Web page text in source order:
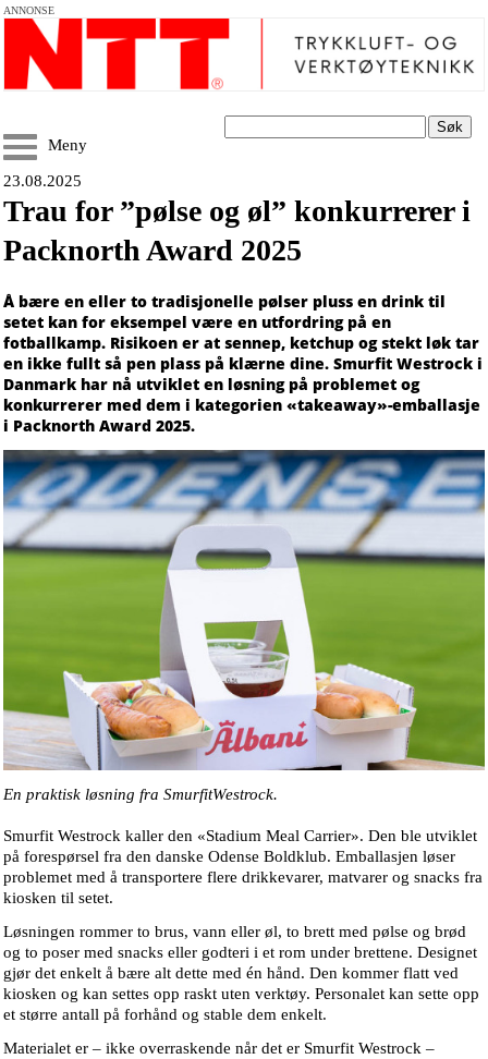
ANNONSE
Søk
Meny
23.08.2025
Trau for ”pølse og øl” konkurrerer i
Packnorth Award 2025
Å bære en eller to tradisjonelle pølser pluss en drink til
setet kan for eksempel være en utfordring på en
fotballkamp. Risikoen er at sennep, ketchup og stekt løk tar
en ikke fullt så pen plass på klærne dine. Smurfit Westrock i
Danmark har nå utviklet en løsning på problemet og
konkurrerer med dem i kategorien «takeaway»-emballasje
i Packnorth Award 2025.
En praktisk løsning fra SmurfitWestrock.
Smurfit Westrock kaller den «Stadium Meal Carrier». Den ble utviklet
på forespørsel fra den danske Odense Boldklub. Emballasjen løser
problemet med å transportere flere drikkevarer, matvarer og snacks fra
kiosken til setet.
Løsningen rommer to brus, vann eller øl, to brett med pølse og brød
og to poser med snacks eller godteri i et rom under brettene. Designet
gjør det enkelt å bære alt dette med én hånd. Den kommer flatt ved
kiosken og kan settes opp raskt uten verktøy. Personalet kan sette opp
et større antall på forhånd og stable dem enkelt.
Materialet er – ikke overraskende når det er Smurfit Westrock –